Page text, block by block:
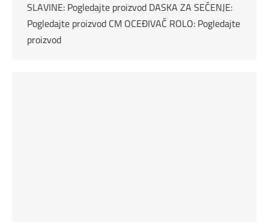
SLAVINE: Pogledajte proizvod DASKA ZA SEČENJE:
Pogledajte proizvod CM OCEĐIVAČ ROLO: Pogledajte
proizvod